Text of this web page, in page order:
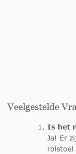
Veelgestelde
Is het
Ja! Er
rolstoel